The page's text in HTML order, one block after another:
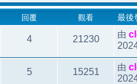
回覆 觀看 最後
4 21230 由
5 15251 由